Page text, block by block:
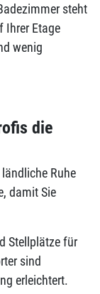
steht
Ihrer Etage
wenig
die
ländliche Ruhe
damit Sie
Stellplätze für
sind
erleichtert.